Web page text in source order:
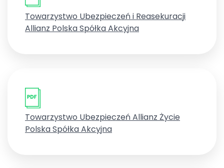
Towarzystwo Ubezpieczeń i Reasekuracji
Allianz Polska Spółka Akcyjna
Towarzystwo Ubezpieczeń Allianz Życie
Polska Spółka Akcyjna